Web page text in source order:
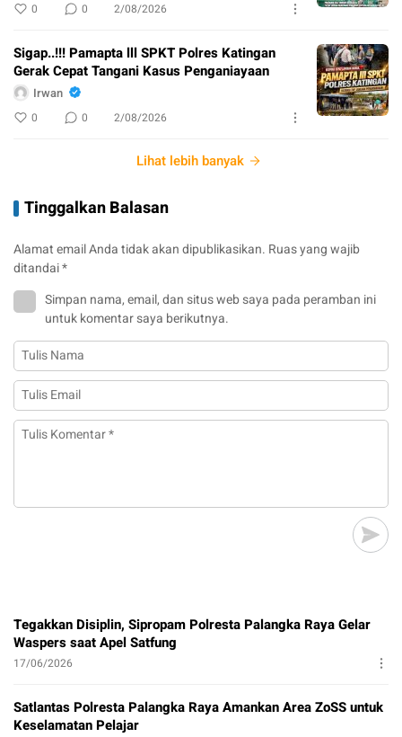
0 0 2/08/2026
Sigap..!!! Pamapta lll SPKT Polres Katingan
Gerak Cepat Tangani Kasus Penganiayaan
Irwan
0 0 2/08/2026
Lihat lebih banyak
Tinggalkan Balasan
Alamat email Anda tidak akan dipublikasikan. Ruas yang wajib
ditandai*
Simpan nama, email, dan situs web saya pada peramban ini
untuk komentar saya berikutnya.
Tegakkan Disiplin, Sipropam Polresta Palangka Raya Gelar
Waspers saat Apel Satfung
17/06/2026
Satlantas Polresta Palangka Raya Amankan Area ZoSS untuk
Keselamatan Pelajar